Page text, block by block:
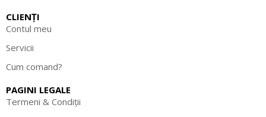
CLIENȚI
Contul meu
Servicii
Cum comand?
PAGINI LEGALE
Termeni & Condiții